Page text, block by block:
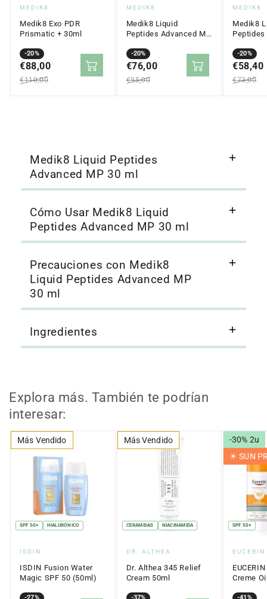
Proveedor:
MEDIK8
Medik8 Exo PDR
Prismatic + 30ml
-20%
Precio
en
€88,00
Precio
regular
€110,00
Proveedor:
MEDIK8
Medik8 Liquid
Peptides Advanced MP
-20%
Precio
en
€76,00
Precio
regular
€95,00
MEDIK8
Medik8
Peptides
-20%
Precio
en
€58,40
Precio
regular
€73,00
Medik8 Liquid Peptides
Advanced MP 30 ml
Cómo Usar Medik8 Liquid
Peptides Advanced MP 30 ml
Precauciones con Medik8
Liquid Peptides Advanced MP
30 ml
Ingredientes
Explora más. También te podrían
interesar:
Más Vendido
SPF 50+ HIALURÓNICO
Proveedor:
ISDIN
ISDIN Fusion Water
Magic SPF 50 (50ml)
Más Vendido
CERAMIDAS NIACINAMIDA
Proveedor:
DR. ALTHEA
Dr. Althea 345 Relief
Cream 50ml
-30% 2u
☀︎ SUN
SPF 50+
EUCERIN
Creme